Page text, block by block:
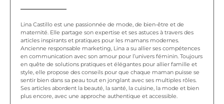
Lina Castillo est une passionnée de mode, de bien-être et de
maternité. Elle partage son expertise et ses astuces à travers des
articles inspirants et pratiques pour les mamans modernes.
Ancienne responsable marketing, Lina a su allier ses compétences
en communication avec son amour pour l’univers féminin. Toujours
en quête de solutions pratiques et élégantes pour allier famille et
style, elle propose des conseils pour que chaque maman puisse se
sentir bien dans sa peau tout en jonglant avec ses multiples rôles.
Ses articles abordent la beauté, la santé, la cuisine, la mode et bien
plus encore, avec une approche authentique et accessible.